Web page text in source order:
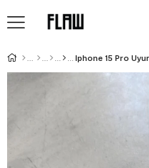
Iphone 15 Pro